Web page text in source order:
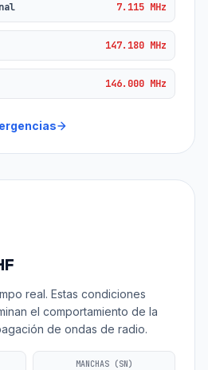
7.115 MHz
147.180 MHz
146.000 MHz
real. Estas condiciones
el comportamiento de la
de ondas de radio.
MANCHAS (SN)